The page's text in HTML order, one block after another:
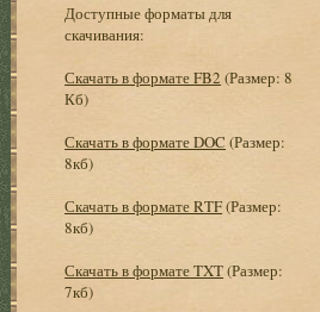
Доступные форматы для
скачивания:
Скачать в формате FB2 (Размер: 8
Кб)
Скачать в формате DOC (Размер:
8кб)
Скачать в формате RTF(Размер:
8кб)
Скачать в формате TXT(Размер:
7кб)